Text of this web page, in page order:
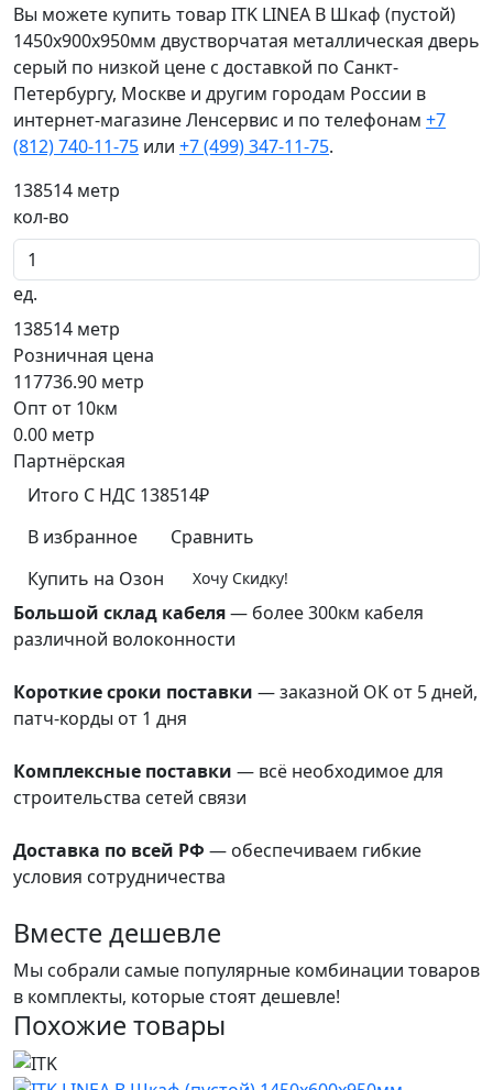
Вы можете купить товар ITK LINEA B Шкаф (пустой)
1450х900х950мм двустворчатая металлическая дверь
серый по низкой цене с доставкой по Санкт-
Петербургу, Москве и другим городам России в
интернет-магазине Ленсервис и по телефонам +7
(812) 740-11-75 или +7 (499) 347-11-75.
138514 метр
кол-во
ед.
138514 метр
Розничная цена
117736.90 метр
Опт от 10км
0.00 метр
Партнёрская
Итого C НДС 138514₽
В избранное
Сравнить
Купить на Озон
Хочу Скидку!
Большой склад кабеля— более 300км кабеля
различной волоконности
Короткие сроки поставки — заказной ОК от 5 дней,
патч-корды от 1 дня
Комплексные поставки — всё необходимое для
строительства сетей связи
Доставка по всей РФ — обеспечиваем гибкие
условия сотрудничества
Вместе дешевле
Мы собрали самые популярные комбинации товаров
в комплекты, которые стоят дешевле!
Похожие товары